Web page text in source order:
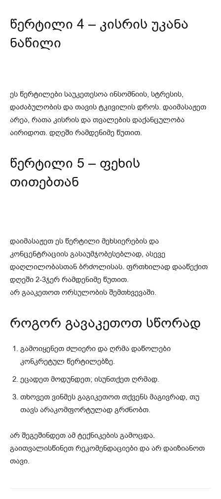
წერტილი 4 – კისრის უკანა
ნაწილი
ეს წერტილები საუკეთესოა ინსომნიის, სტრესის,
დაძაბულობის და თავის ტკივილის დროს. დაიმასაჟეთ
არეა, რათა კისრის და თვალების დაქანცულობა
აირიდოთ. დღეში რამდენიმე წუთით.
წერტილი 5 – ფეხის
თითებთან
დაიმასაჟეთ ეს წერტილი მეხსიერების და
კონცენტრაციის გასაუმჯობესებლად, ასევე
დაღლილობასთან ბრძოლისას. ფრთხილად დააწექით
დღეში 2-3ჯერ რამდენიმე წუთით.
არ გააკეთოთ ორსულობის შემთხვევაში.
როგორ გავაკეთოთ სწორად
გამოიყენეთ ძლიერი და ღრმა დაწოლები
კონკრეტულ წერტილებზე.
ეცადეთ მოდუნდეთ; ისუნთქეთ ღრმად.
თხოვეთ ვინმეს გაგიკეთოთ თქვენს მაგივრად, თუ
თავს არაკომფორტულად გრძნობთ.
არ შეგეშინდეთ ამ ტექნიკების გამოცდა.
გაითვალისწინეთ რეკომენდაციები და არ დაიზიანოთ
თავი.